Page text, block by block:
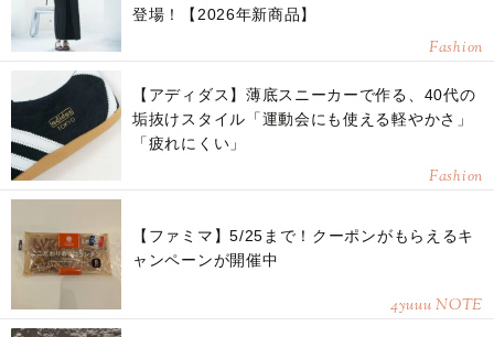
登場！【2026年新商品】
Fashion
【アディダス】薄底スニーカーで作る、40代の
垢抜けスタイル「運動会にも使える軽やかさ」
「疲れにくい」
Fashion
【ファミマ】5/25まで！クーポンがもらえるキ
ャンペーンが開催中
4yuuu NOTE